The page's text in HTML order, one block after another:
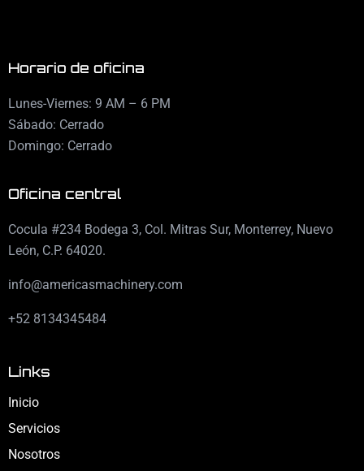
Horario de oficina
Lunes-Viernes: 9 AM – 6 PM
Sábado: Cerrado
Domingo: Cerrado
Oficina central
Cocula #234 Bodega 3, Col. Mitras Sur, Monterrey, Nuevo
León, C.P. 64020.
info@americasmachinery.com
+52 8134345484
Links
Inicio
Servicios
Nosotros